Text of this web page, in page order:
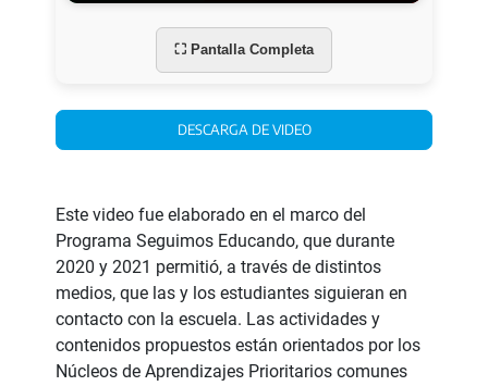
⛶ Pantalla Completa
DESCARGA DE VIDEO
Este video fue elaborado en el marco del
Programa Seguimos Educando, que durante
2020 y 2021 permitió, a través de distintos
medios, que las y los estudiantes siguieran en
contacto con la escuela. Las actividades y
contenidos propuestos están orientados por los
Núcleos de Aprendizajes Prioritarios comunes